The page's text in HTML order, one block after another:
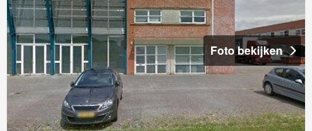
Foto bekijken